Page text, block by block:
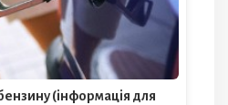
(інформація для